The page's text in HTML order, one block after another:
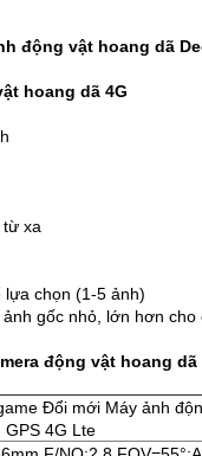
động vật hoang dã
hoang dã 4G
xa
lựa chọn (1-5 ảnh)
gốc nhỏ, lớn hơn cho
động vật hoang dã
Đổi mới Máy ảnh
GPS 4G Lte